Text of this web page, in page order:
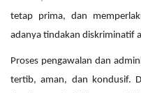
tetap prima, dan
adanya tindakan diskriminatif
Proses pengawalan dan
tertib, aman, dan kondusif.